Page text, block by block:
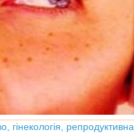
гінекологія, репродуктивна